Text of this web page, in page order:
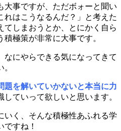
大事ですが、ただボォーと聞い
れはこうなるんだ？」と考えた
てしまおうとか、とにかく自ら
極策が非常に大事です。
なにやらできる気になってきて
題を解いていかないと本当に力
していって欲しいと思います。
いく、そんな積極性あふれる学
すね！